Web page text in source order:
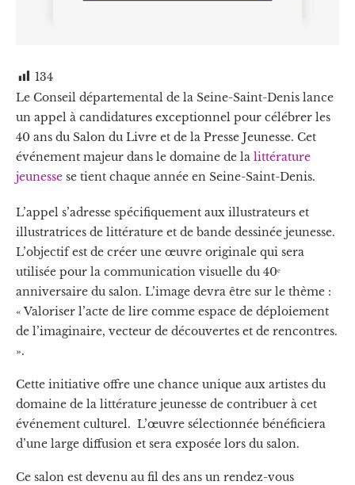
134
Le Conseil départemental de la Seine-Saint-Denis lance
un appel à candidatures exceptionnel pour célébrer les
40 ans du Salon du Livre et de la Presse Jeunesse. Cet
événement majeur dans le domaine de la littérature
jeunesse se tient chaque année en Seine-Saint-Denis.
L’appel s’adresse spécifiquement aux illustrateurs et
illustratrices de littérature et de bande dessinée jeunesse.
L’objectif est de créer une œuvre originale qui sera
utilisée pour la communication visuelle du 40ᵉ
anniversaire du salon. L’image devra être sur le thème :
« Valoriser l’acte de lire comme espace de déploiement
de l’imaginaire, vecteur de découvertes et de rencontres.
».
Cette initiative offre une chance unique aux artistes du
domaine de la littérature jeunesse de contribuer à cet
événement culturel. L’œuvre sélectionnée bénéficiera
d’une large diffusion et sera exposée lors du salon.
Ce salon est devenu au fil des ans un rendez-vous